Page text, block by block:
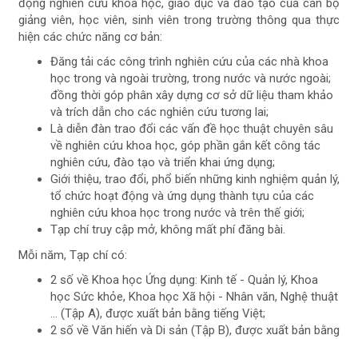
động nghiên cứu khoa học, giáo dục và đào tạo của cán bộ
giảng viên, học viên, sinh viên trong trường thông qua thực
hiện các chức năng cơ bản:
Đăng tải các công trình nghiên cứu của các nhà khoa
học trong và ngoài trường, trong nước và nước ngoài;
đồng thời góp phân xây dựng cơ sở dữ liệu tham khảo
và trích dẫn cho các nghiên cứu tương lai;
Là diễn đàn trao đổi các vấn đề học thuật chuyên sâu
về nghiên cứu khoa học, góp phần gắn kết công tác
nghiên cứu, đào tạo và triển khai ứng dụng;
Giới thiệu, trao đổi, phổ biến những kinh nghiệm quản lý,
tổ chức hoạt động và ứng dụng thành tựu của các
nghiên cứu khoa học trong nước và trên thế giới;
Tạp chí truy cập mở, không mất phí đăng bài.
Mỗi năm, Tạp chí có:
2 số về Khoa học Ứng dụng: Kinh tế - Quản lý, Khoa
học Sức khỏe, Khoa học Xã hội - Nhân văn, Nghệ thuật
... (Tập A), được xuất bản bằng tiếng Việt;
2 số về Văn hiến và Di sản (Tập B), được xuất bản bằng